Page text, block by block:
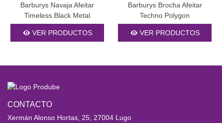
Barburys Navaja Afeitar
Timeless Black Metal
VER PRODUCTOS
Barburys Brocha Afeitar
Techno Polygon
VER PRODUCTOS
CONTACTO
Xermán Alonso Hortas, 25, 27004 Lugo